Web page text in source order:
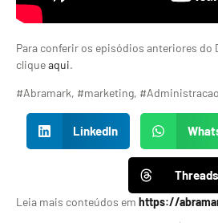
Para conferir os episódios anteriores do
cliqueaqui.
#Abramark, #marketing,
LinkedIn
Threads
Leia mais conteúdos em https://